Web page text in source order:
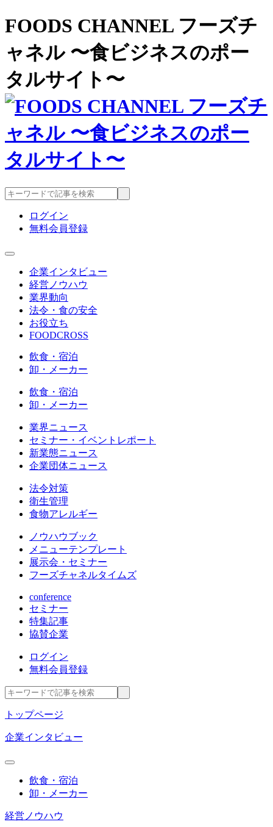
FOODS CHANNEL フーズチ
ャネル 〜食ビジネスのポー
タルサイト〜
ログイン
無料会員登録
企業インタビュー
経営ノウハウ
業界動向
法令・食の安全
お役立ち
FOODCROSS
飲食・宿泊
卸・メーカー
飲食・宿泊
卸・メーカー
業界ニュース
セミナー・イベントレポート
新業態ニュース
企業団体ニュース
法令対策
衛生管理
食物アレルギー
ノウハウブック
メニューテンプレート
展示会・セミナー
フーズチャネルタイムズ
conference
セミナー
特集記事
協賛企業
ログイン
無料会員登録
トップページ
企業インタビュー
飲食・宿泊
卸・メーカー
経営ノウハウ